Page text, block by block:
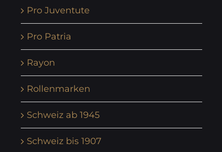
Pro Juventute
Pro Patria
Rayon
Rollenmarken
Schweiz ab 1945
Schweiz bis 1907